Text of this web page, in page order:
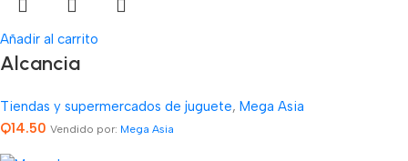
Añadir al carrito
Alcancia
Tiendas y supermercados de juguete, Mega Asia
Q14.50 Vendido por: Mega Asia